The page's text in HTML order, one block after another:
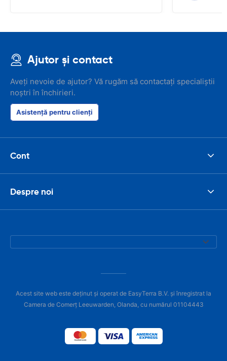
Ajutor și contact
Aveți nevoie de ajutor? Vă rugăm să contactați specialiștii
noștri în închirieri.
Asistență pentru clienți
Cont
Despre noi
Acest site web este deținut și operat de EasyTerra B.V. și înregistrat la
Camera de Comerț Leeuwarden, Olanda, cu numărul 01104443